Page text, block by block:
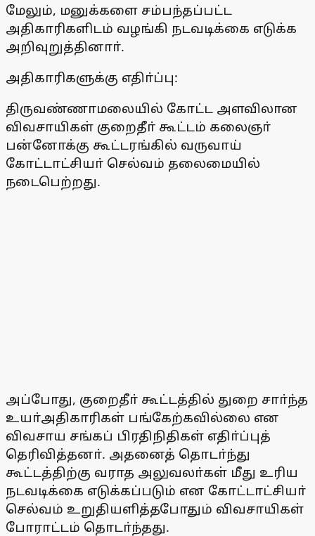
மேலும், மனுக்களை சம்பந்தப்பட்ட
அதிகாரிகளிடம் வழங்கி நடவடிக்கை எடுக்க
அறிவுறுத்தினாா்.
அதிகாரிகளுக்கு எதிா்ப்பு:
திருவண்ணாமலையில் கோட்ட அளவிலான
விவசாயிகள் குறைதீா் கூட்டம் கலைஞா்
பன்னோக்கு கூட்டரங்கில் வருவாய்
கோட்டாட்சியா் செல்வம் தலைமையில்
நடைபெற்றது.
அப்போது, குறைதீா் கூட்டத்தில் துறை சாா்ந்த
உயா்அதிகாரிகள் பங்கேற்கவில்லை என
விவசாய சங்கப் பிரதிநிதிகள் எதிா்ப்புத்
தெரிவித்தனா். அதனைத் தொடா்ந்து
கூட்டத்திற்கு வராத அலுவலா்கள் மீது உரிய
நடவடிக்கை எடுக்கப்படும் என கோட்டாட்சியா்
செல்வம் உறுதியளித்தபோதும் விவசாயிகள்
போராட்டம் தொடா்ந்தது.